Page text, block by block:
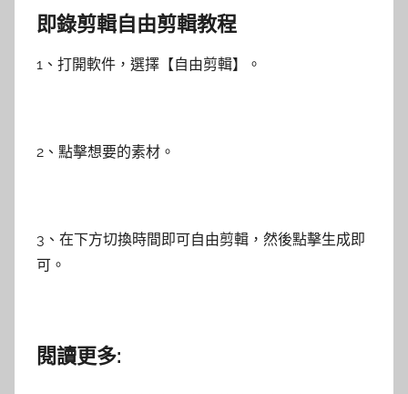
即錄剪輯自由剪輯教程
1、打開軟件，選擇【自由剪輯】。
2、點擊想要的素材。
3、在下方切換時間即可自由剪輯，然後點擊生成即
可。
閱讀更多: